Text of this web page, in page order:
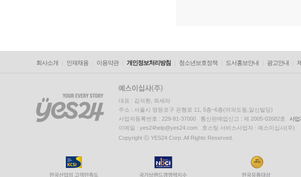
회사소개 인재채용 이용약관 개인정보처리방침 청소년보호정책 도서홍보안내 광고안내
대표 : 김석환, 최세라
주소 : 서울시 영등포구 은행로 11, 5층~6층(여의도동,일신빌딩)
사업자등록번호 : 229-81-37000 통신판매업신고 : 제 2005-02682호
사업
이메일 : yes24help@yes24.com 호스팅 서비스사업자 : 예스이십사(주)
Copyright ⓒ YES24 Corp. All Rights Reserved.